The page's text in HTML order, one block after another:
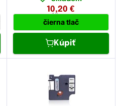
10,20 €
12 mm
čierna tlač
Kúpiť